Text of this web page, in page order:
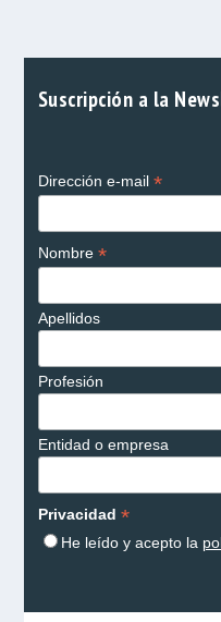
Suscripción a la
Dirección e-mail *
Nombre *
Apellidos
Profesión
Entidad o empresa
Privacidad *
He leído y acepto la